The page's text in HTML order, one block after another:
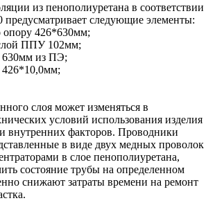
из пенополиуретана в соответствии
следующие элементы:
426*630мм;
ППУ 102мм;
630мм из ПЭ;
слоя может изменяться в
условий использования изделия
внутренних факторов. Проводники
в виде двух медных проволок
в слое пенополиуретана,
состояние трубы на определенном
снижают затраты времени на ремонт